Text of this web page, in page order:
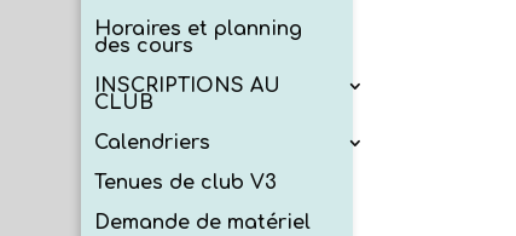
Horaires et planning
des cours
INSCRIPTIONS AU
CLUB
Calendriers
Tenues de club V3
Demande de matériel